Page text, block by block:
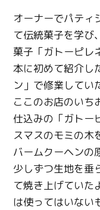
オーナーでパティ
て伝統菓子を学び
菓子「ガトーピレ
本に初めて紹介し
ン」で修業してい
ここのお店のいち
仕込みの「ガトー
スマスのモミの木
バームクーヘンの
少しずつ生地を垂
て焼き上げていた
は使ってはいない